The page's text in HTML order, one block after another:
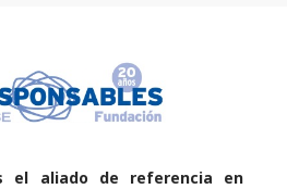
el aliado de referencia en